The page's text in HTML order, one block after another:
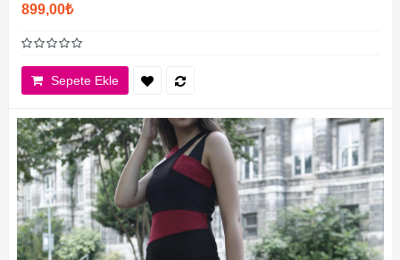
899,00₺
Sepete Ekle